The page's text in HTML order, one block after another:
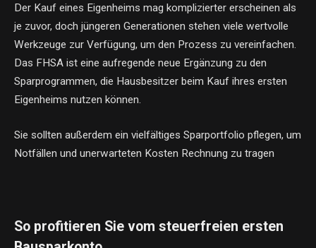
Der Kauf eines Eigenheims mag komplizierter erscheinen als
je zuvor, doch jüngeren Generationen stehen viele wertvolle
Werkzeuge zur Verfügung, um den Prozess zu vereinfachen.
Das FHSA ist eine aufregende neue Ergänzung zu den
Sparprogrammen, die Hausbesitzer beim Kauf ihres ersten
Eigenheims nutzen können.
Sie sollten außerdem ein vielfältiges Sparportfolio pflegen, um
Notfällen und unerwarteten Kosten Rechnung zu tragen
So profitieren Sie vom steuerfreien ersten